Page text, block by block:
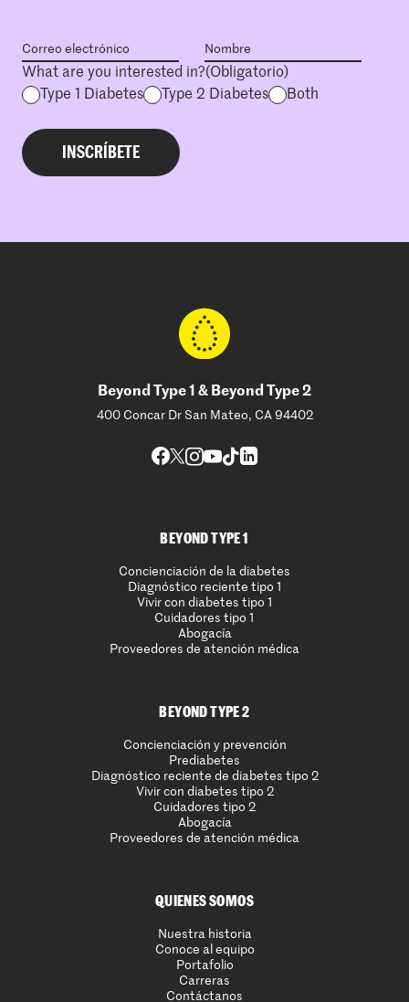
What are you interested in?(Obligatorio)
Type 1 Diabetes
Type 2 Diabetes Both
Beyond Type 1 & Beyond Type 2
400 Concar Dr San Mateo, CA 94402
BEYOND TYPE 1
Concienciación de la diabetes
Diagnóstico reciente tipo 1
Vivir con diabetes tipo 1
Cuidadores tipo 1
Abogacía
Proveedores de atención médica
BEYOND TYPE 2
Concienciación y prevención
Prediabetes
Diagnóstico reciente de diabetes tipo 2
Vivir con diabetes tipo 2
Cuidadores tipo 2
Abogacía
Proveedores de atención médica
QUIENES SOMOS
Nuestra historia
Conoce al equipo
Portafolio
Carreras
Contáctanos